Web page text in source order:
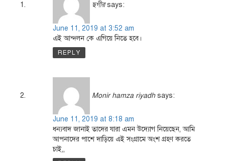
ছগীর says:
June 11, 2019 at 3:52 am
এই আন্দলন কে এগিয়ে নিতে হবে।
REPLY
Monir hamza riyadh says:
June 11, 2019 at 8:18 am
ধন্যবাদ জানাই তাদের যারা এমন উদ্যোগ নিয়েছেন, আমি
আপনাদের পাশে দাড়িয়ে এই সংগ্রামে অংশ গ্রহণ করতে
চাই,,